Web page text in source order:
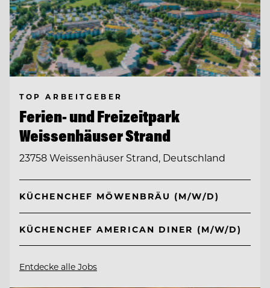
TOP ARBEITGEBER
Ferien- und Freizeitpark
Weissenhäuser Strand
23758 Weissenhäuser Strand, Deutschland
KÜCHENCHEF MÖWENBRÄU (M/W/D)
KÜCHENCHEF AMERICAN DINER (M/W/D)
Entdecke alle Jobs